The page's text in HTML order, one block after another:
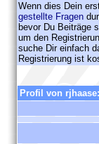
Wenn dies Dein
gestellte Fragen
bevor Du Beiträge
um den
suche Dir einfach
Registrierung ist
Profil von rjhaase: